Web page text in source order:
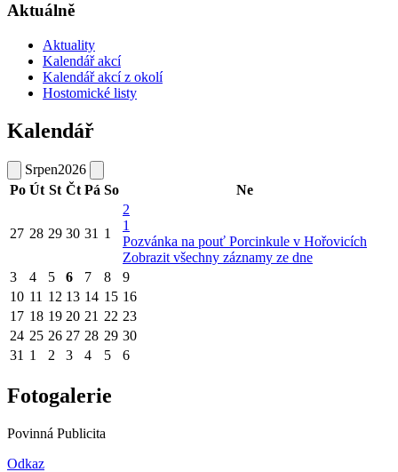
Aktuálně
Aktuality
Kalendář akcí
Kalendář akcí z okolí
Hostomické listy
Kalendář
Srpen2026
Po Út St Čt Pá So Ne
27 28 29 30 31 1
2
1
Pozvánka na pouť Porcinkule v Hořovicích
Zobrazit všechny záznamy ze dne
3
4 5 6 7 8
9
10 11 12 13 14 15 16
17 18 19 20 21 22 23
24 25 26 27 28 29 30
31 1 2 3 4 5 6
Fotogalerie
Povinná Publicita
Odkaz